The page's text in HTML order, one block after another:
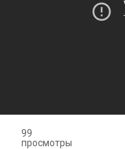
99
просмотры